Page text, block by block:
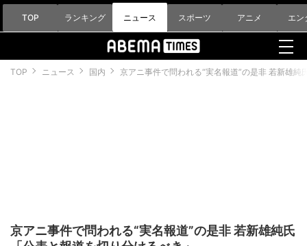
TOP ランキング ニュース スポーツ アニメ エン
TOP ニュース 国内 京アニ事件で問われる“実名報道”の是非 若新雄
京アニ事件で問われる“実名報道”の是非 若新雄純氏